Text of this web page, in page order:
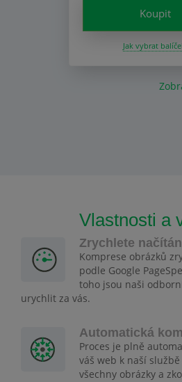
Koupit
Jak vybrat
Vlastnosti a
Zrychlete
Komprese obrázků
podle Google
toho jsou naši
urychlit za vás.
Automatická
Proces je plně
váš web k naší
všechny obrázky a